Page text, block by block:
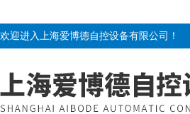
欢迎进入上海爱博德自控设备有限公司！